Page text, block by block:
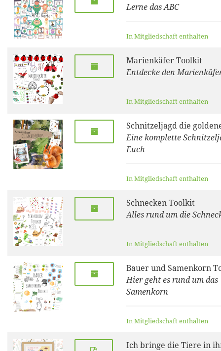
Lerne das ABC
In Mitgliedschaft enthalten
Marienkäfer Toolkit
Entdecke den
In Mitgliedschaft enthalten
Schnitzeljagd die
Eine komplette
Euch
In Mitgliedschaft enthalten
Schnecken Toolkit
Alles rund um die
In Mitgliedschaft enthalten
Bauer und Samenkorn
Hier geht es rund um das
Samenkorn
In Mitgliedschaft enthalten
Ich bringe die Tiere in